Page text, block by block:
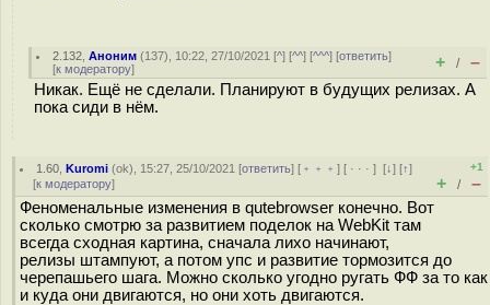
2.132 ,Аноним (137), 10:22, 27/10/2021 [^] [^^] [^^^] [ответить]
[к модератору] + / –
Никак. Ещё не сделали. Планируют в будущих релизах. А
пока сиди в нём.
1.60 ,Kuromi (ok), 15:27, 25/10/2021 [ответить] [ ﹢﹢﹢] [ · · ·][↓] [↑]
[к модератору]
+1
+ / –
Феноменальные изменения в qutebrowser конечно. Вот
сколько смотрю за развитием поделок на WebKit там
всегда сходная картина, сначала лихо начинают,
релизы штампуют, а потом упс и развитие тормозится до
черепашьего шага. Можно сколько угодно ругать ФФ за то как
и куда они двигаются, но они хоть двигаются.